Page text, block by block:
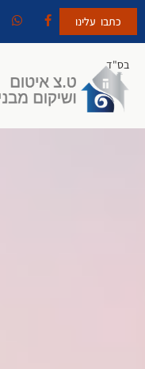
כתבו עלינו
בס"ד